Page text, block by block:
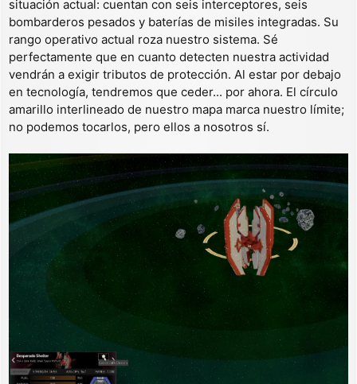
situación actual: cuentan con seis interceptores, seis
bombarderos pesados y baterías de misiles integradas. Su
rango operativo actual roza nuestro sistema. Sé
perfectamente que en cuanto detecten nuestra actividad
vendrán a exigir tributos de protección. Al estar por debajo
en tecnología, tendremos que ceder... por ahora. El círculo
amarillo interlineado de nuestro mapa marca nuestro límite;
no podemos tocarlos, pero ellos a nosotros sí.